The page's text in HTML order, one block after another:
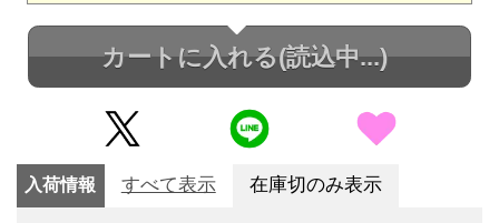
カートに入れる(読込中...)
入荷情報 すべて表示 在庫切のみ表示